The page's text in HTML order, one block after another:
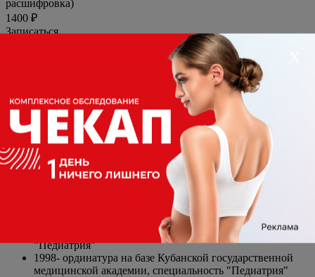
расшифровка)
1400 ₽
Записаться
Специализация
Кардиолог, Ревматолог
Категория
Высшая категория
Образование
Основное
1991-1997 гг. - Кубанская государственная медицинская
академия, специальность "Педиатрия"
1997-1998 гг. - интернатура на базе Кубанской
государственной медицинской академии, специальность
"Педиатрия"
1998- ординатура на базе Кубанской государственной
медицинской академии, специальность "Педиатрия"